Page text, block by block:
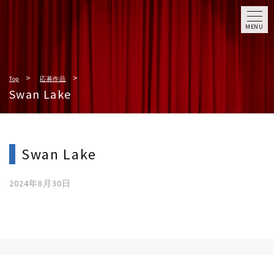
MENU
Top 応募作品
Swan Lake
Swan Lake
2024年8月30日